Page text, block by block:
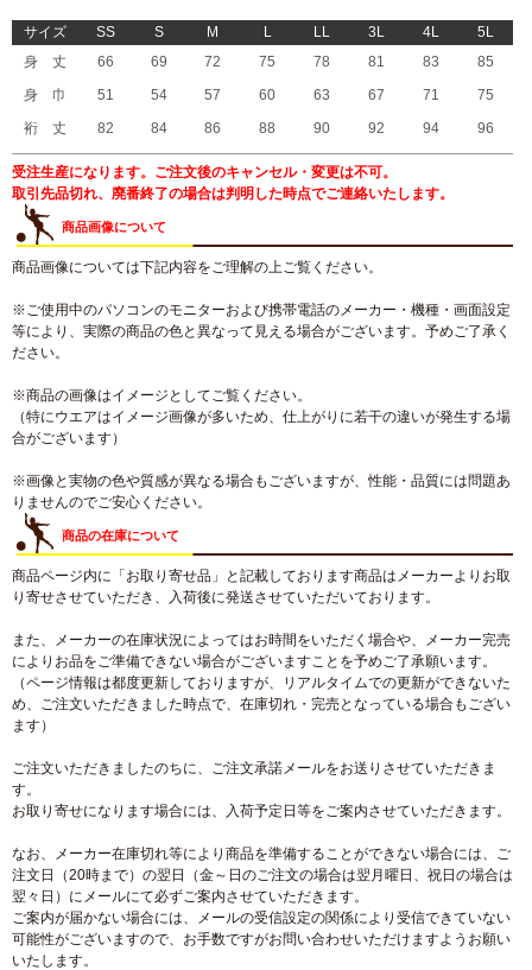
サイズ SS S M L LL 3L 4L
5L
身 丈
66 69 72 75 78 81 83
85
身 巾
51 54 57 60 63 67 71
75
裄 丈
82 84 86 88 90 92 94 96
受注生産になります。ご注文後のキャンセル・変更は不可。
取引先品切れ、廃番終了の場合は判明した時点でご連絡いたします。
商品画像について
商品画像については下記内容をご理解の上ご覧ください。
※ご使用中のパソコンのモニターおよび携帯電話のメーカー・機種・画面設定
等により、実際の商品の色と異なって見える場合がございます。予めご了承く
ださい。
※商品の画像はイメージとしてご覧ください。
（特にウエアはイメージ画像が多いため、仕上がりに若干の違いが発生する場
合がございます）
※画像と実物の色や質感が異なる場合もございますが、性能・品質には問題あ
りませんのでご安心ください。
商品の在庫について
商品ページ内に「お取り寄せ品」と記載しております商品はメーカーよりお取
り寄せさせていただき、入荷後に発送させていただいております。
また、メーカーの在庫状況によってはお時間をいただく場合や、メーカー完売
によりお品をご準備できない場合がございますことを予めご了承願います。
（ページ情報は都度更新しておりますが、リアルタイムでの更新ができないた
め、ご注文いただきました時点で、在庫切れ・完売となっている場合もござい
ます）
ご注文いただきましたのちに、ご注文承諾メールをお送りさせていただきま
す。
お取り寄せになります場合には、入荷予定日等をご案内させていただきます。
なお、メーカー在庫切れ等により商品を準備することができない場合には、ご
注文日（20時まで）の翌日（金～日のご注文の場合は翌月曜日、祝日の場合は
翌々日）にメールにて必ずご案内させていただきます。
ご案内が届かない場合には、メールの受信設定の関係により受信できていない
可能性がございますので、お手数ですがお問い合わせいただけますようお願い
いたします。